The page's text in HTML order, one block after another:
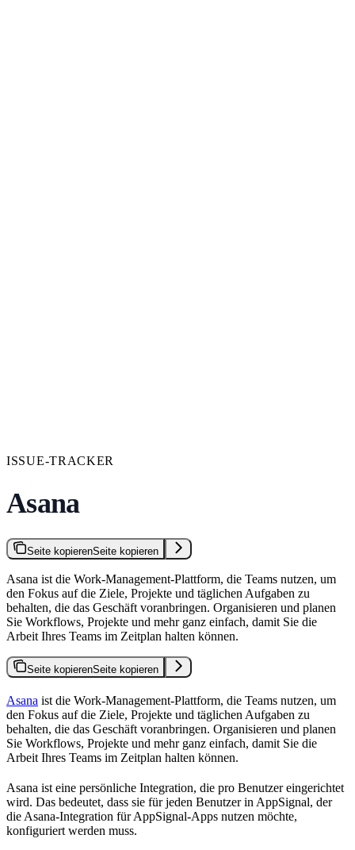
ISSUE-TRACKER
Asana
Seite kopierenSeite kopieren
Asana ist die Work-Management-Plattform, die Teams nutzen, um
den Fokus auf die Ziele, Projekte und täglichen Aufgaben zu
behalten, die das Geschäft voranbringen. Organisieren und planen
Sie Workflows, Projekte und mehr ganz einfach, damit Sie die
Arbeit Ihres Teams im Zeitplan halten können.
Seite kopierenSeite kopieren
Asana ist die Work-Management-Plattform, die Teams nutzen, um
den Fokus auf die Ziele, Projekte und täglichen Aufgaben zu
behalten, die das Geschäft voranbringen. Organisieren und planen
Sie Workflows, Projekte und mehr ganz einfach, damit Sie die
Arbeit Ihres Teams im Zeitplan halten können.
Asana ist eine persönliche Integration, die pro Benutzer eingerichtet
wird. Das bedeutet, dass sie für jeden Benutzer in AppSignal, der
die Asana-Integration für AppSignal-Apps nutzen möchte,
konfiguriert werden muss.